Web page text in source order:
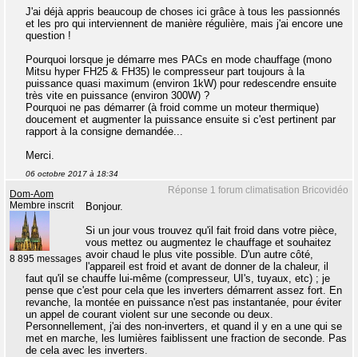
J'ai déjà appris beaucoup de choses ici grâce à tous les passionnés
et les pro qui interviennent de manière régulière, mais j'ai encore une
question !
Pourquoi lorsque je démarre mes PACs en mode chauffage (mono
Mitsu hyper FH25 & FH35) le compresseur part toujours à la
puissance quasi maximum (environ 1kW) pour redescendre ensuite
très vite en puissance (environ 300W) ?
Pourquoi ne pas démarrer (à froid comme un moteur thermique)
doucement et augmenter la puissance ensuite si c'est pertinent par
rapport à la consigne demandée...
Merci.
06 octobre 2017 à 18:34
Réponse 1 forum climatisation Bricovidéo
Dom-Aom
Membre inscrit
8 895 messages
Bonjour.
Si un jour vous trouvez qu'il fait froid dans votre pièce,
vous mettez ou augmentez le chauffage et souhaitez
avoir chaud le plus vite possible. D'un autre côté,
l'appareil est froid et avant de donner de la chaleur, il
faut qu'il se chauffe lui-même (compresseur, UI's, tuyaux, etc) ; je
pense que c'est pour cela que les inverters démarrent assez fort. En
revanche, la montée en puissance n'est pas instantanée, pour éviter
un appel de courant violent sur une seconde ou deux.
Personnellement, j'ai des non-inverters, et quand il y en a une qui se
met en marche, les lumières faiblissent une fraction de seconde. Pas
de cela avec les inverters.